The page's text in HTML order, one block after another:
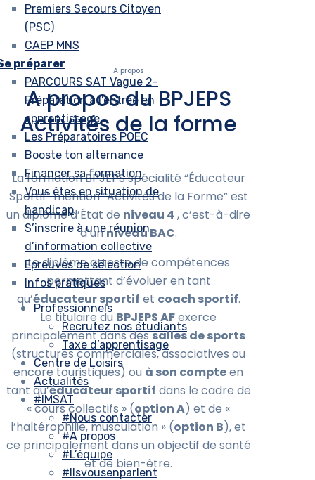
Premiers Secours Citoyen
(PSC)
CAEP MNS
préparer
PARCOURS SAT Vague 2-
Préparation à l’entrée en
apprentissage
Les Préparatoires POEC
Booste ton alternance
Financer sa formation
Vous êtes en situation de
handicap
S’inscrire à une réunion
d’information collective
Epreuves de sélection
Infos pratiques
Professionnels
Recrutez nos étudiants
Taxe d’apprentisage
Centre de Loisirs
Actualités
#IMSAT
#Nous contacter
#A propos
#L’équipe
#Ilsvousenparlent
A propos
A propos du BPJEPS
Activités de la forme
La formation BPJEPS spécialité “Éducateur
Sportif” mention “Activités de la Forme” est
un diplôme d’État de niveau 4 , c’est-à-dire
d’unniveau BAC.
Le diplôme atteste de compétences
permettant d’évoluer en tant
qu’éducateur sportif et coach sportif.
Le titulaire du BPJEPS AFexerce
principalement dans dessalles de sports
(structures commerciales, associatives ou
encore touristiques) ou à son compteen
tant qu’éducateur sportif dans le cadre de
« cours collectifs » (option A) et de «
l’haltérophilie, musculation » (option B), et
ce principalement dans un objectif de santé
et de bien-être.